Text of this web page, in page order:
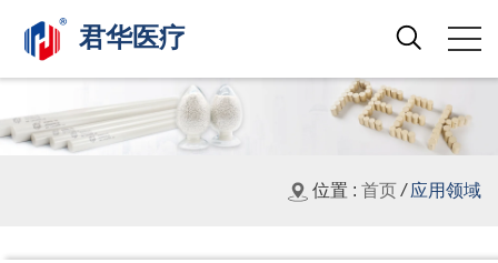
Search 君华医疗
位置 : 首页 / 应用领域